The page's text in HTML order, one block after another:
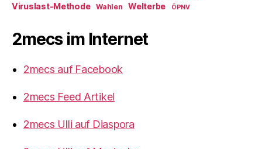
Viruslast-Methode Wahlen Welterbe ÖPNV
2mecs im Internet
2mecs auf Facebook
2mecs Feed Artikel
2mecs Ulli auf Diaspora